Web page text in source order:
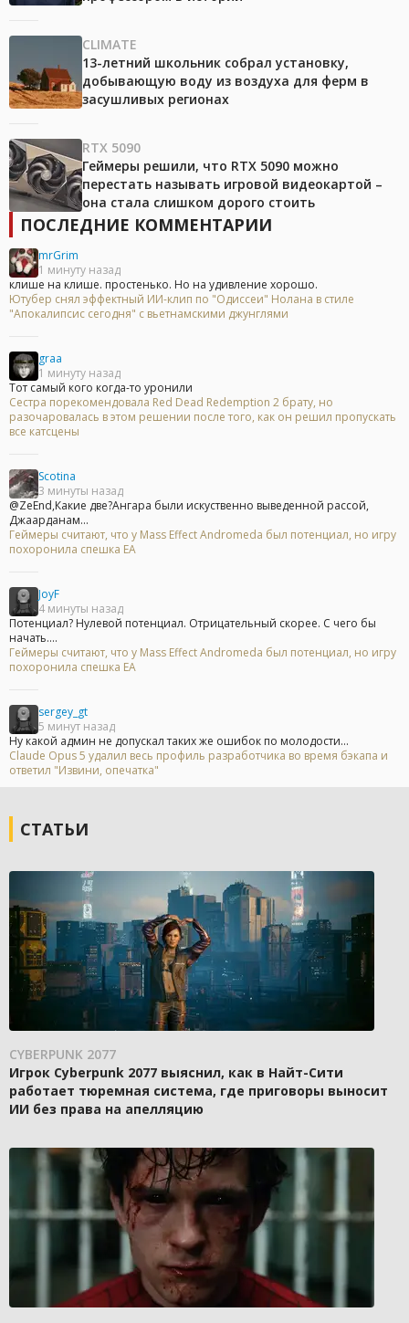
CLIMATE
13-летний школьник собрал установку,
добывающую воду из воздуха для ферм в
засушливых регионах
RTX 5090
Геймеры решили, что RTX 5090 можно
перестать называть игровой видеокартой –
она стала слишком дорого стоить
ПОСЛЕДНИЕ КОММЕНТАРИИ
mrGrim
1 минуту назад
клише на клише. простенько. Но на удивление хорошо.
Ютубер снял эффектный ИИ-клип по "Одиссеи" Нолана в стиле
"Апокалипсис сегодня" с вьетнамскими джунглями
graa
1 минуту назад
Тот самый кого когда-то уронили
Сестра порекомендовала Red Dead Redemption 2 брату, но
разочаровалась в этом решении после того, как он решил пропускать
все катсцены
Scotina
3 минуты назад
@ZeEnd,Какие две?Ангара были искуственно выведенной рассой,
Джаарданам...
Геймеры считают, что у Mass Effect Andromeda был потенциал, но игру
похоронила спешка EA
JoyF
4 минуты назад
Потенциал? Нулевой потенциал. Отрицательный скорее. С чего бы
начать....
Геймеры считают, что у Mass Effect Andromeda был потенциал, но игру
похоронила спешка EA
sergey_gt
5 минут назад
Ну какой админ не допускал таких же ошибок по молодости...
Claude Opus 5 удалил весь профиль разработчика во время бэкапа и
ответил "Извини, опечатка"
СТАТЬИ
CYBERPUNK 2077
Игрок Cyberpunk 2077 выяснил, как в Найт-Сити
работает тюремная система, где приговоры выносит
ИИ без права на апелляцию